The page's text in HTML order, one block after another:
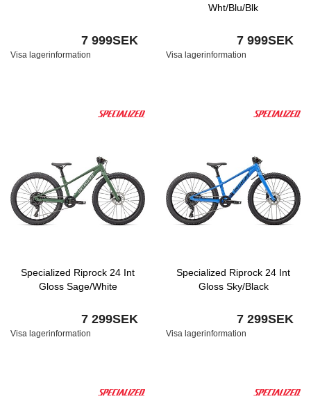
7 999SEK
Visa lagerinformation
Wht/Blu/Blk
7 999SEK
Visa lagerinformation
Specialized Riprock 24 Int
Gloss Sage/White
7 299SEK
Visa lagerinformation
Specialized Riprock 24 Int
Gloss Sky/Black
7 299SEK
Visa lagerinformation